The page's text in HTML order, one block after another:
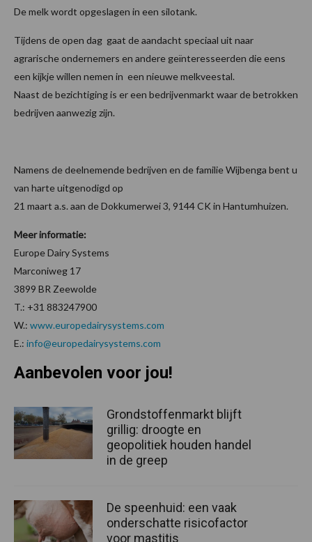
De melk wordt opgeslagen in een silotank.
Tijdens de open dag gaat de aandacht speciaal uit naar
agrarische ondernemers en andere geïnteresseerden die eens
een kijkje willen nemen in een nieuwe melkveestal.
Naast de bezichtiging is er een bedrijvenmarkt waar de betrokken
bedrijven aanwezig zijn.
Namens de deelnemende bedrijven en de familie Wijbenga bent u
van harte uitgenodigd op
21 maart a.s. aan de Dokkumerwei 3, 9144 CK in Hantumhuizen.
Meer informatie:
Europe Dairy Systems
Marconiweg 17
3899 BR Zeewolde
T.: +31 883247900
W.: www.europedairysystems.com
E.: info@europedairysystems.com
Aanbevolen voor jou!
Grondstoffenmarkt blijft
grillig: droogte en
geopolitiek houden handel
in de greep
De speenhuid: een vaak
onderschatte risicofactor
voor mastitis